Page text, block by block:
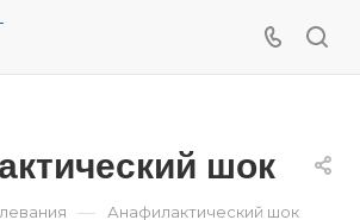
шок
— Анафилактический шок